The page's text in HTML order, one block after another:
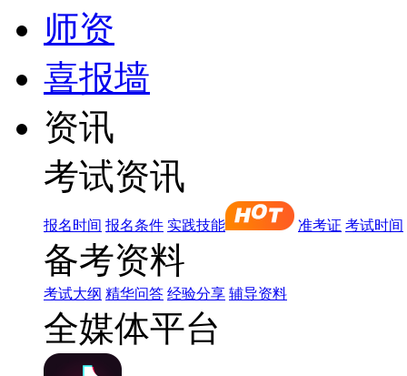
师资
喜报墙
资讯
考试资讯
报名时间 报名条件 实践技能 准考证 考试时间
备考资料
考试大纲 精华问答 经验分享 辅导资料
全媒体平台